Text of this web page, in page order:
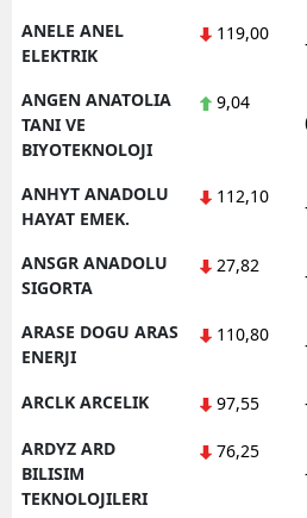
ANELE ANEL
ELEKTRIK
119,00
ANGEN ANATOLIA
TANI VE
BIYOTEKNOLOJI
9,04
ANHYT ANADOLU
HAYAT EMEK.
112,10
ANSGR ANADOLU
SIGORTA
27,82
ARASE DOGU ARAS
ENERJI
110,80
ARCLK ARCELIK 97,55
ARDYZ ARD
BILISIM
TEKNOLOJILERI
76,25